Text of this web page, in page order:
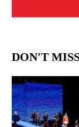
DON'T